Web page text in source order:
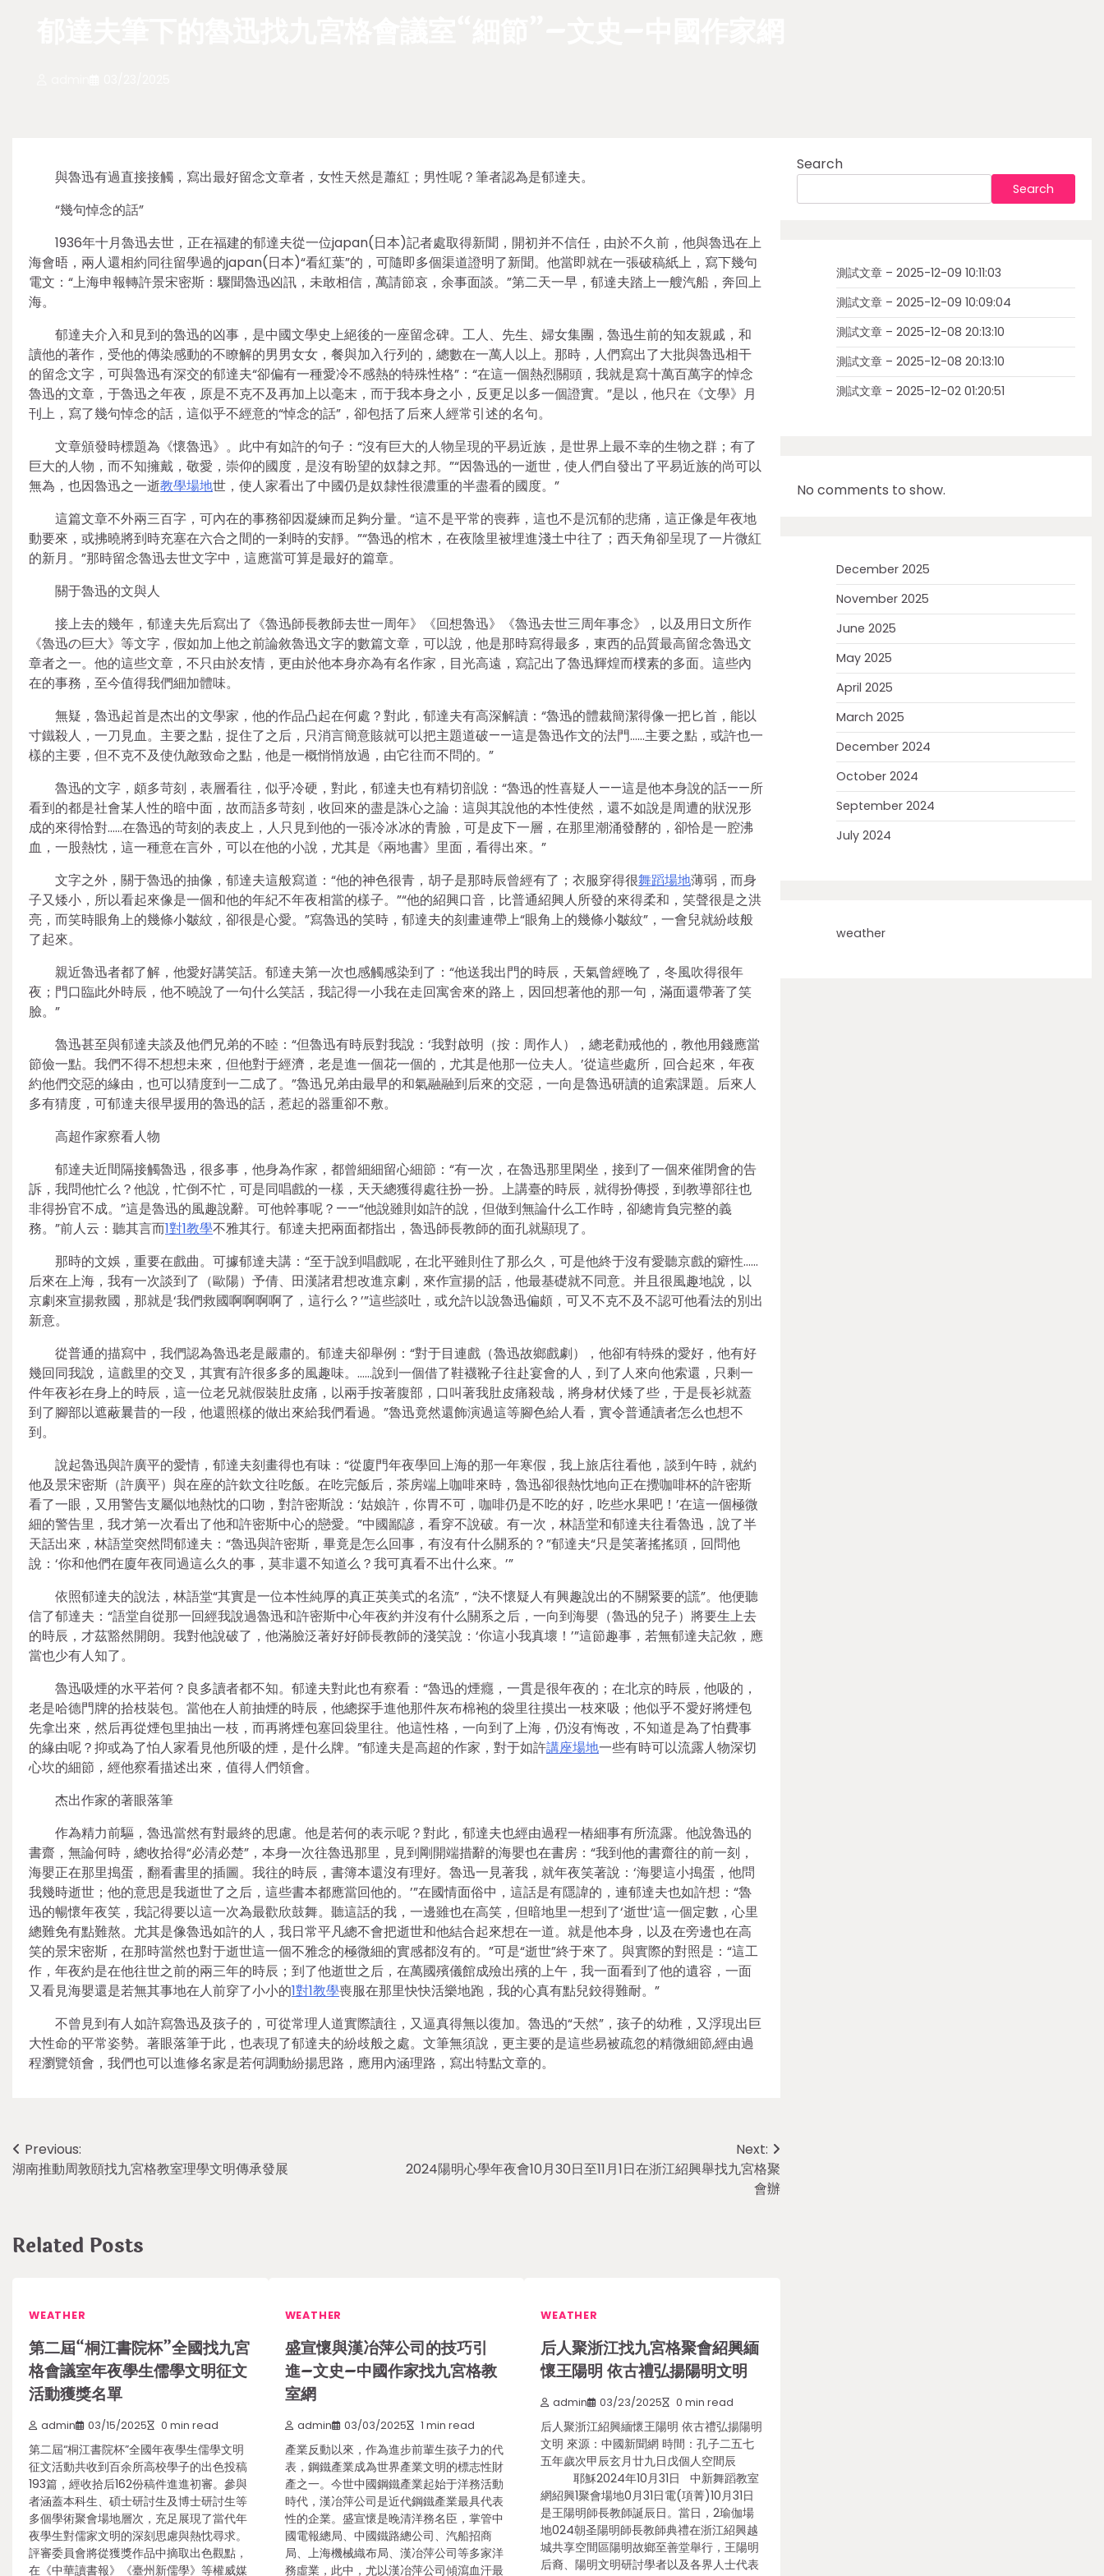
與魯迅有過直接接觸，寫出最好留念文章者，女性天然是蕭紅；男性呢？筆者認為是郁達夫。
“幾句悼念的話”
1936年十月魯迅去世，正在福建的郁達夫從一位japan(日本)記者處取得新聞，開初并不信任，由於不久前，他與魯迅在上
海會晤，兩人還相約同往留學過的japan(日本)“看紅葉”的，可隨即多個渠道證明了新聞。他當即就在一張破稿紙上，寫下幾句
電文：“上海申報轉許景宋密斯：驟聞魯迅凶訊，未敢相信，萬請節哀，余事面談。”第二天一早，郁達夫踏上一艘汽船，奔回上
海。
郁達夫介入和見到的魯迅的凶事，是中國文學史上絕後的一座留念碑。工人、先生、婦女集團，魯迅生前的知友親戚，和
讀他的著作，受他的傳染感動的不瞭解的男男女女，餐與加入行列的，總數在一萬人以上。那時，人們寫出了大批與魯迅相干
的留念文字，可與魯迅有深交的郁達夫“卻偏有一種愛冷不感熱的特殊性格”：“在這一個熱烈關頭，我就是寫十萬百萬字的悼念
魯迅的文章，于魯迅之年夜，原是不克不及再加上以毫末，而于我本身之小，反更足以多一個證實。”是以，他只在《文學》月
刊上，寫了幾句悼念的話，這似乎不經意的“悼念的話”，卻包括了后來人經常引述的名句。
文章頒發時標題為《懷魯迅》。此中有如許的句子：“沒有巨大的人物呈現的平易近族，是世界上最不幸的生物之群；有了
巨大的人物，而不知擁戴，敬愛，崇仰的國度，是沒有盼望的奴隸之邦。”“因魯迅的一逝世，使人們自發出了平易近族的尚可以
無為，也因魯迅之一逝教學場地世，使人家看出了中國仍是奴隸性很濃重的半盡看的國度。”
這篇文章不外兩三百字，可內在的事務卻因凝練而足夠分量。“這不是平常的喪葬，這也不是沉郁的悲痛，這正像是年夜地
動要來，或拂曉將到時充塞在六合之間的一剎時的安靜。”“魯迅的棺木，在夜陰里被埋進淺土中往了；西天角卻呈現了一片微紅
的新月。”那時留念魯迅去世文字中，這應當可算是最好的篇章。
關于魯迅的文與人
接上去的幾年，郁達夫先后寫出了《魯迅師長教師去世一周年》《回想魯迅》《魯迅去世三周年事念》，以及用日文所作
《魯迅の巨大》等文字，假如加上他之前論敘魯迅文字的數篇文章，可以說，他是那時寫得最多，東西的品質最高留念魯迅文
章者之一。他的這些文章，不只由於友情，更由於他本身亦為有名作家，目光高遠，寫記出了魯迅輝煌而樸素的多面。這些內
在的事務，至今值得我們細加體味。
無疑，魯迅起首是杰出的文學家，他的作品凸起在何處？對此，郁達夫有高深解讀：“魯迅的體裁簡潔得像一把匕首，能以
寸鐵殺人，一刀見血。主要之點，捉住了之后，只消言簡意賅就可以把主題道破——這是魯迅作文的法門……主要之點，或許也一
樣的主要，但不克不及使仇敵致命之點，他是一概悄悄放過，由它往而不問的。”
魯迅的文字，頗多苛刻，表層看往，似乎冷硬，對此，郁達夫也有精切剖說：“魯迅的性喜疑人——這是他本身說的話——所
看到的都是社會某人性的暗中面，故而語多苛刻，收回來的盡是誅心之論：這與其說他的本性使然，還不如說是周遭的狀況形
成的來得恰對……在魯迅的苛刻的表皮上，人只見到他的一張冷冰冰的青臉，可是皮下一層，在那里潮涌發酵的，卻恰是一腔沸
血，一股熱忱，這一種意在言外，可以在他的小說，尤其是《兩地書》里面，看得出來。”
文字之外，關于魯迅的抽像，郁達夫這般寫道：“他的神色很青，胡子是那時辰曾經有了；衣服穿得很舞蹈場地薄弱，而身
子又矮小，所以看起來像是一個和他的年紀不年夜相當的樣子。”“他的紹興口音，比普通紹興人所發的來得柔和，笑聲很是之洪
亮，而笑時眼角上的幾條小皺紋，卻很是心愛。”寫魯迅的笑時，郁達夫的刻畫連帶上“眼角上的幾條小皺紋”，一會兒就紛歧般
了起來。
親近魯迅者都了解，他愛好講笑話。郁達夫第一次也感觸感染到了：“他送我出門的時辰，天氣曾經晚了，冬風吹得很年
夜；門口臨此外時辰，他不曉說了一句什么笑話，我記得一小我在走回寓舍來的路上，因回想著他的那一句，滿面還帶著了笑
臉。”
魯迅甚至與郁達夫談及他們兄弟的不睦：“但魯迅有時辰對我說：‘我對啟明（按：周作人），總老勸戒他的，教他用錢應當
節儉一點。我們不得不想想未來，但他對于經濟，老是進一個花一個的，尤其是他那一位夫人。’從這些處所，回合起來，年夜
約他們交惡的緣由，也可以猜度到一二成了。”魯迅兄弟由最早的和氣融融到后來的交惡，一向是魯迅研讀的追索課題。后來人
多有猜度，可郁達夫很早援用的魯迅的話，惹起的器重卻不敷。
高超作家察看人物
郁達夫近間隔接觸魯迅，很多事，他身為作家，都曾細細留心細節：“有一次，在魯迅那里閑坐，接到了一個來催閉會的告
訴，我問他忙么？他說，忙倒不忙，可是同唱戲的一樣，天天總獲得處往扮一扮。上講臺的時辰，就得扮傳授，到教導部往也
非得扮官不成。”這是魯迅的風趣說辭。可他幹事呢？——“他說雖則如許的說，但做到無論什么工作時，卻總肯負完整的義
務。”前人云：聽其言而1對1教學不雅其行。郁達夫把兩面都指出，魯迅師長教師的面孔就顯現了。
那時的文娛，重要在戲曲。可據郁達夫講：“至于說到唱戲呢，在北平雖則住了那么久，可是他終于沒有愛聽京戲的癖性……
后來在上海，我有一次談到了（歐陽）予倩、田漢諸君想改進京劇，來作宣揚的話，他最基礎就不同意。并且很風趣地說，以
京劇來宣揚救國，那就是‘我們救國啊啊啊啊了，這行么？’”這些談吐，或允許以說魯迅偏頗，可又不克不及不認可他看法的別出
新意。
從普通的描寫中，我們認為魯迅老是嚴肅的。郁達夫卻舉例：“對于目連戲（魯迅故鄉戲劇），他卻有特殊的愛好，他有好
幾回同我說，這戲里的交叉，其實有許很多多的風趣味。……說到一個借了鞋襪靴子往赴宴會的人，到了人來向他索還，只剩一
件年夜衫在身上的時辰，這一位老兄就假裝肚皮痛，以兩手按著腹部，口叫著我肚皮痛殺哉，將身材伏矮了些，于是長衫就蓋
到了腳部以遮蔽曩昔的一段，他還照樣的做出來給我們看過。”魯迅竟然還飾演過這等腳色給人看，實令普通讀者怎么也想不
到。
說起魯迅與許廣平的愛情，郁達夫刻畫得也有味：“從廈門年夜學回上海的那一年寒假，我上旅店往看他，談到午時，就約
他及景宋密斯（許廣平）與在座的許欽文往吃飯。在吃完飯后，茶房端上咖啡來時，魯迅卻很熱忱地向正在攪咖啡杯的許密斯
看了一眼，又用警告支屬似地熱忱的口吻，對許密斯說：‘姑娘許，你胃不可，咖啡仍是不吃的好，吃些水果吧！’在這一個極微
細的警告里，我才第一次看出了他和許密斯中心的戀愛。”中國鄙諺，看穿不說破。有一次，林語堂和郁達夫往看魯迅，說了半
天話出來，林語堂突然問郁達夫：“魯迅與許密斯，畢竟是怎么回事，有沒有什么關系的？”郁達夫“只是笑著搖搖頭，回問他
說：‘你和他們在廈年夜同過這么久的事，莫非還不知道么？我可真看不出什么來。’”
依照郁達夫的說法，林語堂“其實是一位本性純厚的真正英美式的名流”，“決不懷疑人有興趣說出的不關緊要的謊”。他便聽
信了郁達夫：“語堂自從那一回經我說過魯迅和許密斯中心年夜約并沒有什么關系之后，一向到海嬰（魯迅的兒子）將要生上去
的時辰，才茲豁然開朗。我對他說破了，他滿臉泛著好好師長教師的淺笑說：‘你這小我真壞！’”這節趣事，若無郁達夫記敘，應
當也少有人知了。
魯迅吸煙的水平若何？良多讀者都不知。郁達夫對此也有察看：“魯迅的煙癮，一貫是很年夜的；在北京的時辰，他吸的，
老是哈德門牌的拾枝裝包。當他在人前抽煙的時辰，他總探手進他那件灰布棉袍的袋里往摸出一枝來吸；他似乎不愛好將煙包
先拿出來，然后再從煙包里抽出一枝，而再將煙包塞回袋里往。他這性格，一向到了上海，仍沒有悔改，不知道是為了怕費事
的緣由呢？抑或為了怕人家看見他所吸的煙，是什么牌。”郁達夫是高超的作家，對于如許講座場地一些有時可以流露人物深切
心坎的細節，經他察看描述出來，值得人們領會。
杰出作家的著眼落筆
作為精力前驅，魯迅當然有對最終的思慮。他是若何的表示呢？對此，郁達夫也經由過程一樁細事有所流露。他說魯迅的
書齋，無論何時，總收拾得“必清必楚”，本身一次往魯迅那里，見到剛開端措辭的海嬰也在書房：“我到他的書齋往的前一刻，
海嬰正在那里搗蛋，翻看書里的插圖。我往的時辰，書簿本還沒有理好。魯迅一見著我，就年夜笑著說：‘海嬰這小搗蛋，他問
我幾時逝世；他的意思是我逝世了之后，這些書本都應當回他的。’”在國情面俗中，這話是有隱諱的，連郁達夫也如許想：“魯
迅的暢懷年夜笑，我記得要以這一次為最歡欣鼓舞。聽這話的我，一邊雖也在高笑，但暗地里一想到了‘逝世’這一個定數，心里
總難免有點難熬。尤其是像魯迅如許的人，我日常平凡總不會把逝世和他結合起來想在一道。就是他本身，以及在旁邊也在高
笑的景宋密斯，在那時當然也對于逝世這一個不雅念的極微細的實感都沒有的。”可是“逝世”終于來了。與實際的對照是：“這工
作，年夜約是在他往世之前的兩三年的時辰；到了他逝世之后，在萬國殯儀館成殮出殯的上午，我一面看到了他的遺容，一面
又看見海嬰還是若無其事地在人前穿了小小的1對1教學喪服在那里快快活樂地跑，我的心真有點兒鉸得難耐。”
不曾見到有人如許寫魯迅及孩子的，可從常理人道實際讀往，又逼真得無以復加。魯迅的“天然”，孩子的幼稚，又浮現出巨
大性命的平常姿勢。著眼落筆于此，也表現了郁達夫的紛歧般之處。文筆無須說，更主要的是這些易被疏忽的精微細節,經由過
程瀏覽領會，我們也可以進修名家是若何調動紛揚思路，應用內涵理路，寫出特點文章的。
Post
navigation
Previous:
湖南推動周敦頤找九宮格教室理學文明傳承發展
Next:
2024陽明心學年夜會10月30日至11月1日在浙江紹興舉找九宮格聚
會辦
Related Posts
WEATHER
第二屆“桐江書院杯”全國找九宮
格會議室年夜學生儒學文明征文
活動獲獎名單
admin 03/15/2025 0 min read
第二屆“桐江書院杯”全國年夜學生儒學文明
征文活動共收到百余所高校學子的出色投稿
193篇，經收拾后162份稿件進進初審。參與
者涵蓋本科生、碩士研討生及博士研討生等
多個學術聚會場地層次，充足展現了當代年
夜學生對儒家文明的深刻思慮與熱忱尋求。
評審委員會將從獲獎作品中摘取出色觀點，
在《中華讀書報》《臺州新儒學》等權威媒
WEATHER
盛宣懷與漢冶萍公司的技巧引
進–文史–中國作家找九宮格教
室網
admin 03/03/2025 1 min read
產業反動以來，作為進步前輩生孩子力的代
表，鋼鐵產業成為世界產業文明的標志性財
產之一。今世中國鋼鐵產業起始于洋務活動
時代，漢冶萍公司是近代鋼鐵產業最具代表
性的企業。盛宣懷是晚清洋務名臣，掌管中
國電報總局、中國鐵路總公司、汽船招商
局、上海機械織布局、漢冶萍公司等多家洋
務虛業，此中，尤以漢冶萍公司傾瀉血汗最
WEATHER
后人聚浙江找九宮格聚會紹興緬
懷王陽明 依古禮弘揚陽明文明
admin 03/23/2025 0 min read
后人聚浙江紹興緬懷王陽明 依古禮弘揚陽明
文明 來源：中國新聞網 時間：孔子二五七
五年歲次甲辰玄月廿九日戊個人空間辰
耶穌2024年10月31日 中新舞蹈教室
網紹興1聚會場地0月31日電(項菁)10月31日
是王陽明師長教師誕辰日。當日，2瑜伽場
地024朝圣陽明師長教師典禮在浙江紹興越
城共享空間區陽明故鄉至善堂舉行，王陽明
后裔、陽明文明研討學者以及各界人士代表
Search
Search
測試文章 – 2025-12-09 10:11:03
測試文章 – 2025-12-09 10:09:04
測試文章 – 2025-12-08 20:13:10
測試文章 – 2025-12-08 20:13:10
測試文章 – 2025-12-02 01:20:51
No comments to show.
December 2025
November 2025
June 2025
May 2025
April 2025
March 2025
December 2024
October 2024
September 2024
July 2024
weather